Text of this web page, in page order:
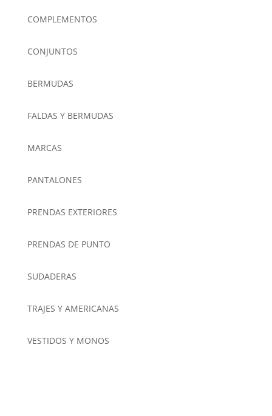
COMPLEMENTOS
CONJUNTOS
BERMUDAS
FALDAS Y BERMUDAS
MARCAS
PANTALONES
PRENDAS EXTERIORES
PRENDAS DE PUNTO
SUDADERAS
TRAJES Y AMERICANAS
VESTIDOS Y MONOS